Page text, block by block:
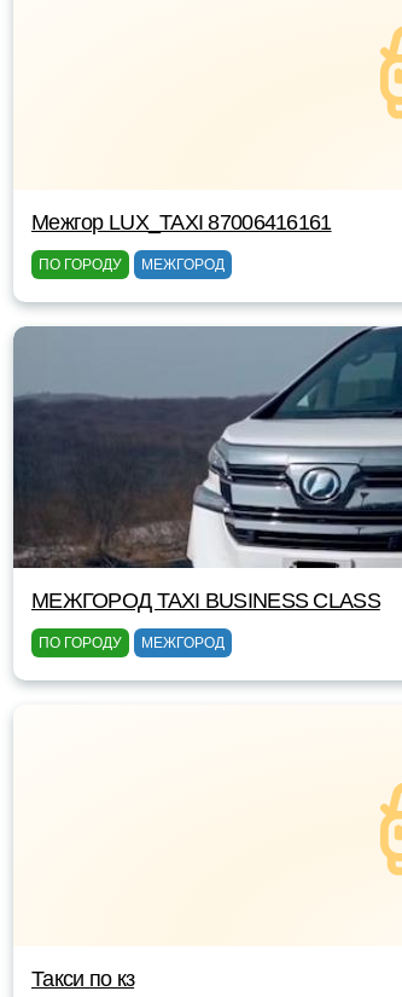
Межгор LUX_TAXI 87006416161
ПО ГОРОДУ МЕЖГОРОД
МЕЖГОРОД TAXI BUSINESS CLASS
ПО ГОРОДУ МЕЖГОРОД
Такси по кз